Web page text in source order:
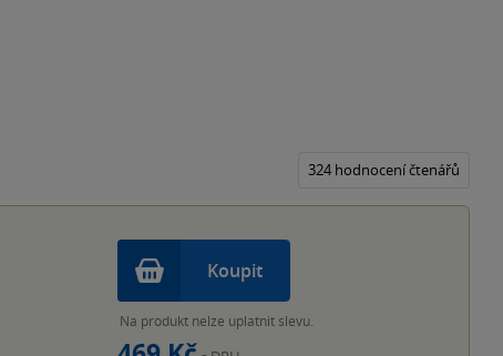
324 hodnocení čtenářů
Koupit
Na produkt nelze uplatnit slevu.